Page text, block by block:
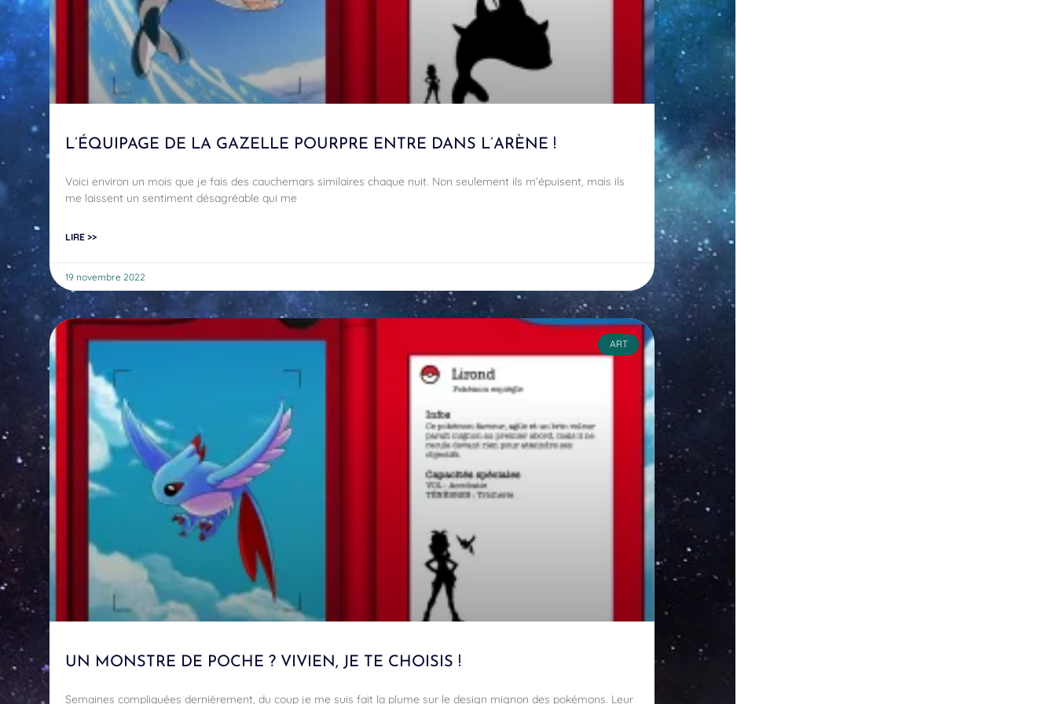
L’ÉQUIPAGE DE LA GAZELLE POURPRE ENTRE DANS L’ARÈNE !
Voici environ un mois que je fais des cauchemars similaires chaque nuit. Non seulement ils m’épuisent, mais ils
me laissent un sentiment désagréable qui me
LIRE >>
19 novembre 2022
ART
UN MONSTRE DE POCHE ? VIVIEN, JE TE CHOISIS !
Semaines compliquées dernièrement, du coup je me suis fait la plume sur le design mignon des pokémons. Leur